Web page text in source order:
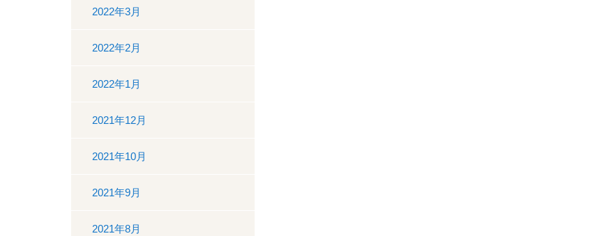
2022年3月
2022年2月
2022年1月
2021年12月
2021年10月
2021年9月
2021年8月